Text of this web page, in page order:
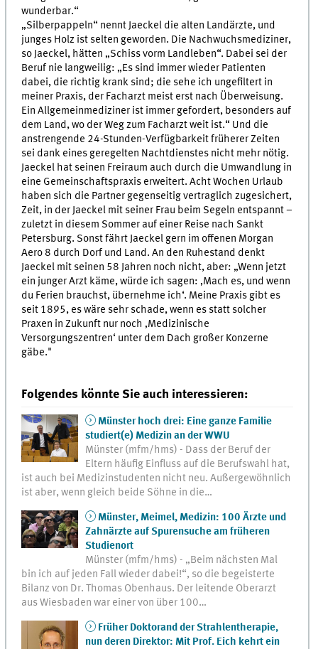
wunderbar.“
„Silberpappeln“ nennt Jaeckel die alten Landärzte, und
junges Holz ist selten geworden. Die Nachwuchsmediziner,
so Jaeckel, hätten „Schiss vorm Landleben“. Dabei sei der
Beruf nie langweilig: „Es sind immer wieder Patienten
dabei, die richtig krank sind; die sehe ich ungefiltert in
meiner Praxis, der Facharzt meist erst nach Überweisung.
Ein Allgemeinmediziner ist immer gefordert, besonders auf
dem Land, wo der Weg zum Facharzt weit ist.“ Und die
anstrengende 24-Stunden-Verfügbarkeit früherer Zeiten
sei dank eines geregelten Nachtdienstes nicht mehr nötig.
Jaeckel hat seinen Freiraum auch durch die Umwandlung in
eine Gemeinschaftspraxis erweitert. Acht Wochen Urlaub
haben sich die Partner gegenseitig vertraglich zugesichert,
Zeit, in der Jaeckel mit seiner Frau beim Segeln entspannt –
zuletzt in diesem Sommer auf einer Reise nach Sankt
Petersburg. Sonst fährt Jaeckel gern im offenen Morgan
Aero 8 durch Dorf und Land. An den Ruhestand denkt
Jaeckel mit seinen 58 Jahren noch nicht, aber: „Wenn jetzt
ein junger Arzt käme, würde ich sagen: ‚Mach es, und wenn
du Ferien brauchst, übernehme ich‘. Meine Praxis gibt es
seit 1895, es wäre sehr schade, wenn es statt solcher
Praxen in Zukunft nur noch ‚Medizinische
Versorgungszentren‘ unter dem Dach großer Konzerne
gäbe."
Folgendes könnte Sie auch interessieren:
Münster hoch drei: Eine ganze Familie
studiert(e) Medizin an der WWU
Münster (mfm/hms) - Dass der Beruf der
Eltern häufig Einfluss auf die Berufswahl hat,
ist auch bei Medizinstudenten nicht neu. Außergewöhnlich
ist aber, wenn gleich beide Söhne in die…
Münster, Meimel, Medizin: 100 Ärzte und
Zahnärzte auf Spurensuche am früheren
Studienort
Münster (mfm/hms) - „Beim nächsten Mal
bin ich auf jeden Fall wieder dabei!“, so die begeisterte
Bilanz von Dr. Thomas Obenhaus. Der leitende Oberarzt
aus Wiesbaden war einer von über 100…
Früher Doktorand der Strahlentherapie,
nun deren Direktor: Mit Prof. Eich kehrt ein